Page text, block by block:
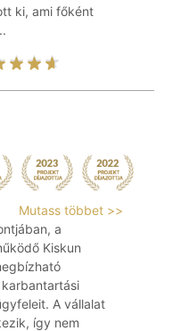
ki, ami főként
Mutass többet >>
a
Kiskun
A vállalat
így nem